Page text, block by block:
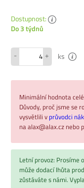
Dostupnost:
Do 3 týdnů
- + ks
Minimální hodnota celé
Důvody, proč jsme se
vysvětlili v průvodci
na alax@alax.cz nebo
Letní provoz: Prosíme
může dodací lhůta
zůstáváte s námi.